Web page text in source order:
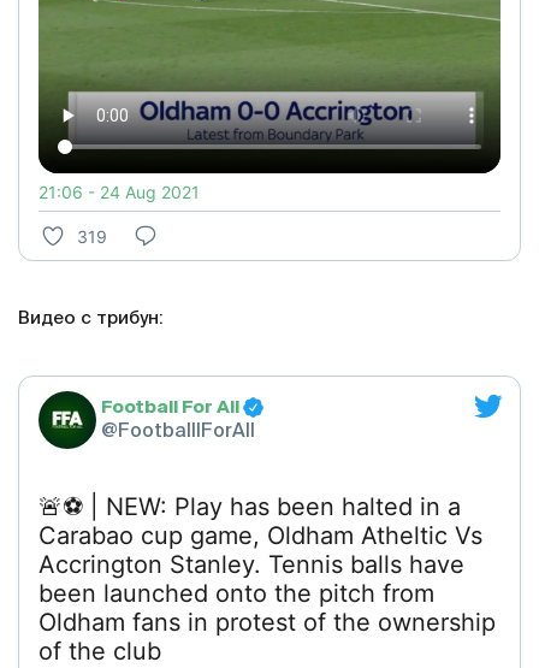
21:06 - 24 Aug 2021
319
Видео с трибун:
Football For All
@FootballlForAll
🚨⚽️ | NEW: Play has been halted in a
Carabao cup game, Oldham Atheltic Vs
Accrington Stanley. Tennis balls have
been launched onto the pitch from
Oldham fans in protest of the ownership
of the club